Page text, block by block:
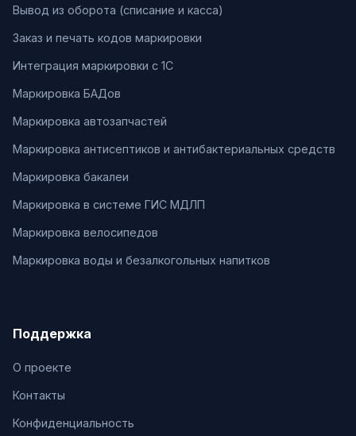
Вывод из оборота (списание и касса)
Заказ и печать кодов маркировки
Интеграция маркировки с 1С
Маркировка БАДов
Маркировка автозапчастей
Маркировка антисептиков и антибактериальных средств
Маркировка бакалеи
Маркировка в системе ГИС МДЛП
Маркировка велосипедов
Маркировка воды и безалкогольных напитков
Поддержка
О проекте
Контакты
Конфиденциальность